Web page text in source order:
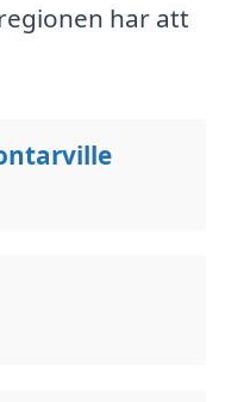
har att